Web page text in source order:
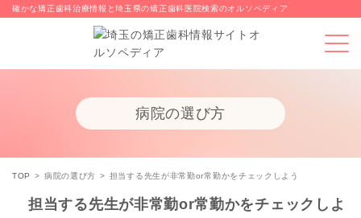
確かな矯正歯科治療情報と埼玉県の矯正歯科医院検索のオルソペディア
病院の選び方
TOP 病院の選び方 担当する先生が非常勤or常勤かをチェックしよう
担当する先生が非常勤or常勤かをチェックしよ